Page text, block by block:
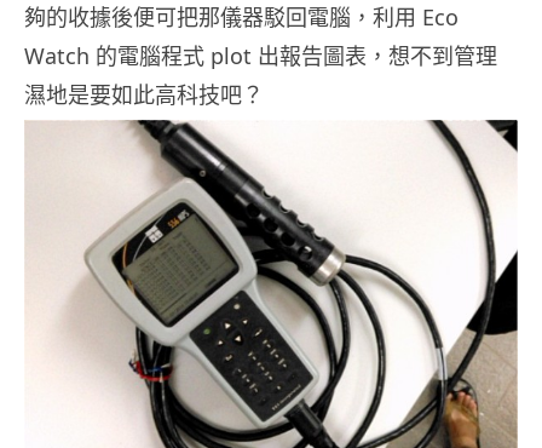
夠的收據後便可把那儀器駁回電腦，利用 Eco
Watch 的電腦程式 plot 出報告圖表，想不到管理
濕地是要如此高科技吧？